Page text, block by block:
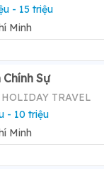
- 15 triệu
Minh
Sự
TRAVEL
- 10 triệu
Minh